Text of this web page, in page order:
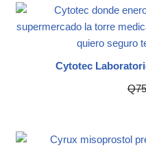
de
Cytotec
Q